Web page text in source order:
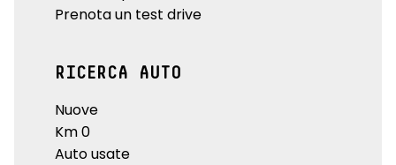
Prenota un test drive
RICERCA AUTO
Nuove
Km 0
Auto usate